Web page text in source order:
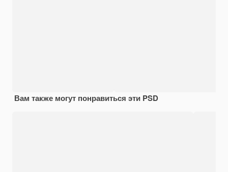
Вам также могут понравиться эти PSD